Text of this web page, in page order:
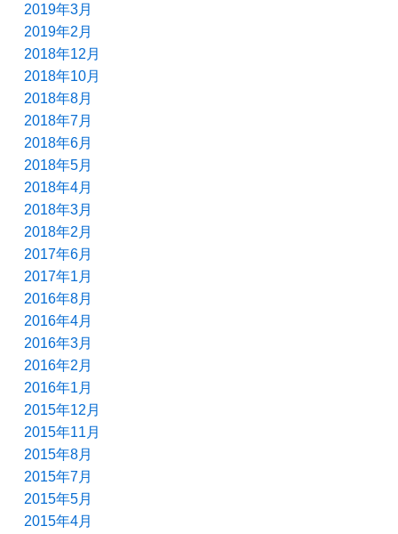
2019年3月
2019年2月
2018年12月
2018年10月
2018年8月
2018年7月
2018年6月
2018年5月
2018年4月
2018年3月
2018年2月
2017年6月
2017年1月
2016年8月
2016年4月
2016年3月
2016年2月
2016年1月
2015年12月
2015年11月
2015年8月
2015年7月
2015年5月
2015年4月